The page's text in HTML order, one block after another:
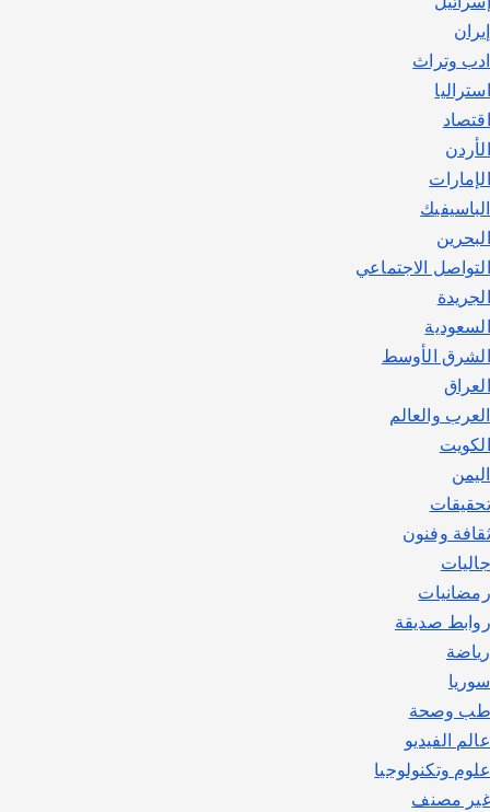
إيران
ادب وتراث
استراليا
اقتصاد
الأردن
الإمارات
الباسيفيك
البحرين
التواصل الاجتماعي
الجريدة
السعودية
الشرق الأوسط
العراق
العرب والعالم
الكويت
اليمن
تحقيقات
ثقافة وفنون
جاليات
رمضانيات
روابط صديقة
رياضة
سوريا
طب وصحة
عالم الفيديو
علوم وتكنولوجيا
غير مصنف